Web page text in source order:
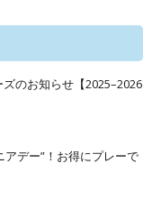
のお知らせ【2025–2026
アデー”！お得にプレーで